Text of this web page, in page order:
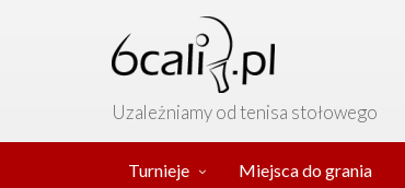
Uzależniamy od tenisa stołowego
Turnieje Miejsca do grania